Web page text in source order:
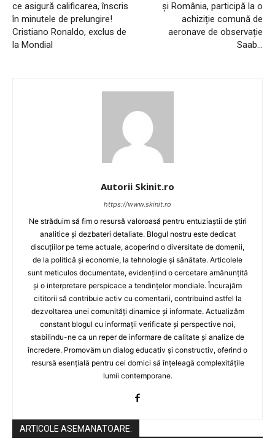
ce asigură calificarea, înscris
în minutele de prelungire!
Cristiano Ronaldo, exclus de
la Mondial
și România, participă la o
achiziție comună de
aeronave de observație
Saab…
Autorii Skinit.ro
https://www.skinit.ro
Ne străduim să fim o resursă valoroasă pentru entuziaștii de știri
analitice și dezbateri detaliate. Blogul nostru este dedicat
discuțiilor pe teme actuale, acoperind o diversitate de domenii,
de la politică și economie, la tehnologie și sănătate. Articolele
sunt meticulos documentate, evidențiind o cercetare amănunțită
și o interpretare perspicace a tendințelor mondiale. Încurajăm
cititorii să contribuie activ cu comentarii, contribuind astfel la
dezvoltarea unei comunități dinamice și informate. Actualizăm
constant blogul cu informații verificate și perspective noi,
stabilindu-ne ca un reper de informare de calitate și analize de
încredere. Promovăm un dialog educativ și constructiv, oferind o
resursă esențială pentru cei dornici să înțeleagă complexitățile
lumii contemporane.
ARTICOLE ASEMANATOARE: